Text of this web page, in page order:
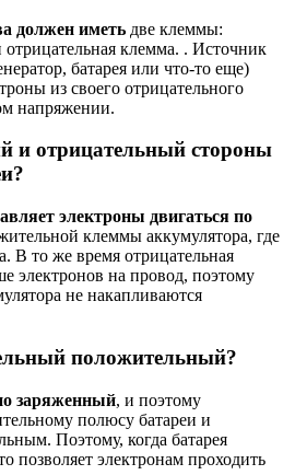
должен иметь две клеммы:
клемма. . Источник
батарея или что-то еще)
из своего отрицательного
напряжении.
и отрицательный стороны
электроны двигаться по
клеммы аккумулятора, где
В то же время отрицательная
электронов на провод, поэтому
не накапливаются
положительный?
заряженный, и поэтому
полюсу батареи и
Поэтому, когда батарея
позволяет электронам проходить